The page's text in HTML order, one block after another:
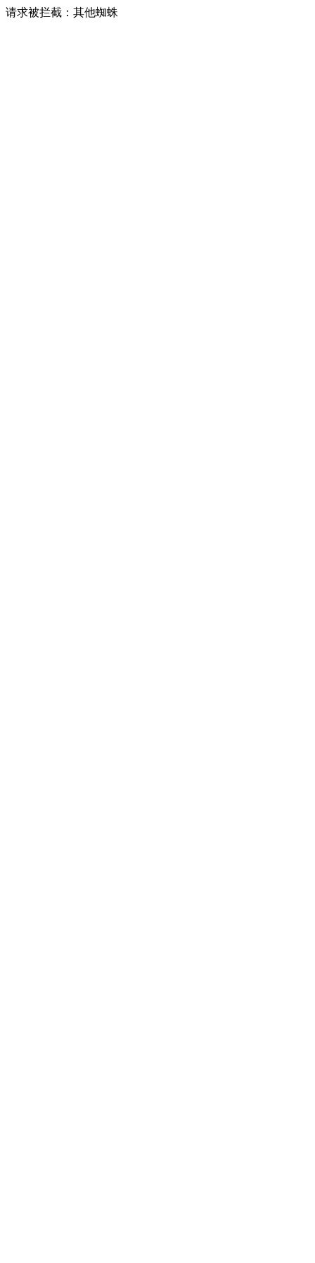
请求被拦截：其他蜘蛛